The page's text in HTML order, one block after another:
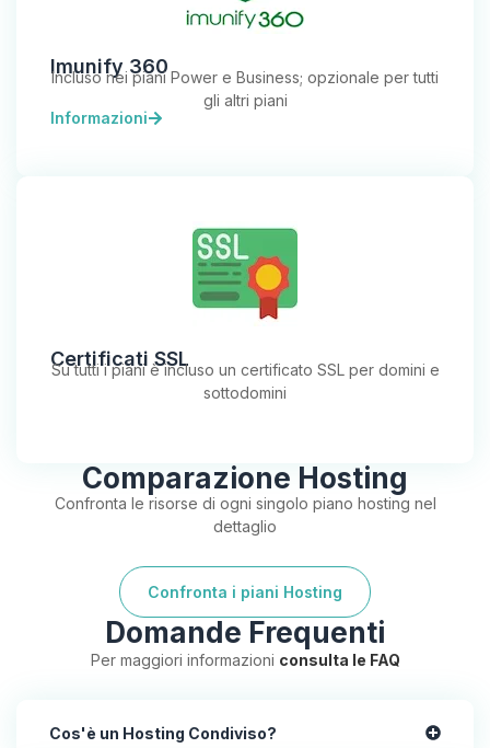
Imunify 360
Incluso nei piani Power e Business; opzionale per tutti
gli altri piani
Informazioni
Certificati SSL
Su tutti i piani è incluso un certificato SSL per domini e
sottodomini
Comparazione Hosting
Confronta le risorse di ogni singolo piano hosting nel
dettaglio
Confronta i piani Hosting
Domande Frequenti
Per maggiori informazioni consulta le FAQ
Cos'è un Hosting Condiviso?